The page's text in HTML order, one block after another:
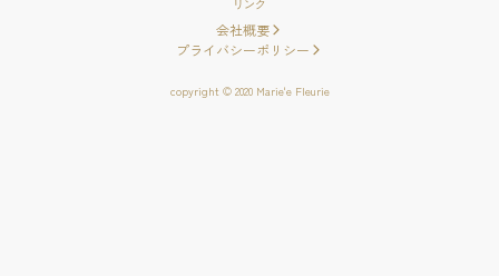
会社概要
プライバシーポリシー
copyright © 2020 Marie'e Fleurie